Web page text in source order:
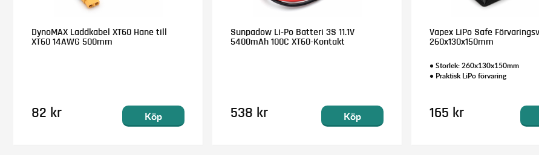
DynoMAX Laddkabel XT60 Hane till
XT60 14AWG 500mm
82 kr Köp
Sunpadow Li-Po Batteri 3S 11.1V
5400mAh 100C XT60-Kontakt
538 kr Köp
Vapex LiPo Safe
260x130x150mm
• Storlek: 260x130x150mm
• Praktisk LiPo förvaring
165 kr